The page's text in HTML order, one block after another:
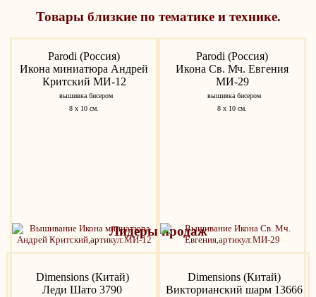
Товары близкие по тематике и технике.
Parodi (Россия)
Икона миниатюра Андрей
Критский МИ-12
вышивка бисером
8 х 10 см.
Parodi (Россия)
Икона Св. Мч. Евгения
МИ-29
вышивка бисером
8 х 10 см.
Лидеры продаж
Dimensions (Китай)
Леди Шато 3790
Dimensions (Китай)
Викторианский шарм 13666